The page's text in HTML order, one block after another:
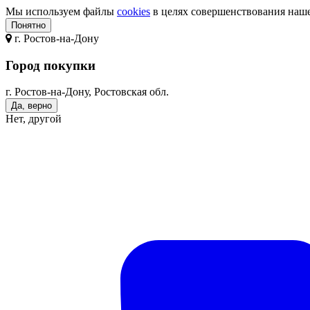
Мы используем файлы cookies в целях совершенствования
Понятно
г. Ростов-на-Дону
Город покупки
г. Ростов-на-Дону, Ростовская обл.
Да, верно
Нет, другой